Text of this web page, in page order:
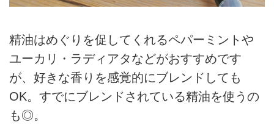
精油はめぐりを促してくれるペパーミントや
ユーカリ・ラディアタなどがおすすめです
が、好きな香りを感覚的にブレンドしても
OK。すでにブレンドされている精油を使うの
も◎。